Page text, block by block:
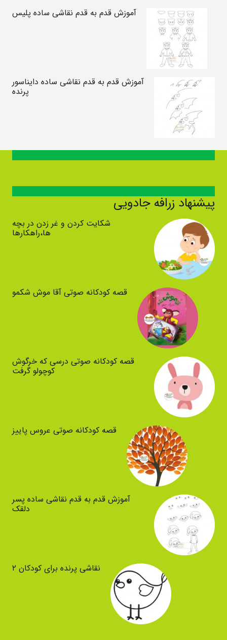
آموزش قدم به قدم نقاشی ساده پلیس
آموزش قدم به قدم نقاشی ساده دایناسور
پرنده
پیشنهاد زرافه جادویی
شکایت کردن و غر زدن در بچه
ها،راهکارها
قصه کودکانه صوتی آقا موش شکمو
قصه کودکانه صوتی درسی که خرگوش
کوچولو گرفت
قصه کودکانه صوتی عروس پاییز
آموزش قدم به قدم نقاشی ساده پسر
دلقک
نقاشی پرنده برای کودکان ۲